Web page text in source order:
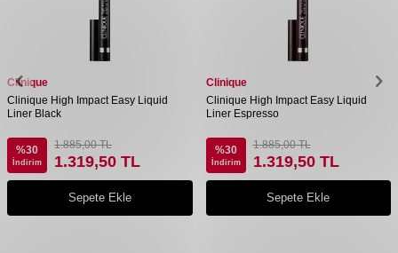
Clinique
Clinique High Impact Easy Liquid
Liner Black
%30
İndirim
1.885,00TL
1.319,50 TL
Sepete Ekle
Clinique
Clinique High Impact Easy Liquid
Liner Espresso
%30
İndirim
1.885,00TL
1.319,50TL
Sepete Ekle